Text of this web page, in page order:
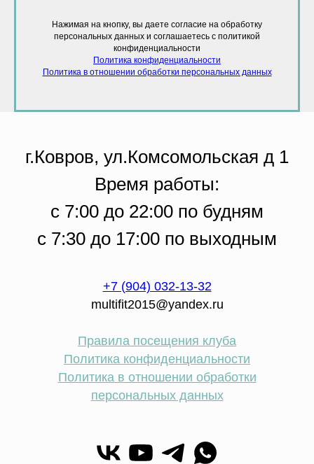
Нажимая на кнопку, вы даете согласие на обработку
персональных данных и соглашаетесь c политикой
конфиденциальности
Политика конфиденциальности
Политика в отношении обработки персональных данных
г.Ковров, ул.Комсомольская д 1
Время работы:
с 7:00 до 22:00 по будням
с 7:30 до 17:00 по выходным
+7 (904) 032-13-32
multifit2015@yandex.ru
Правила посещения клуба
Политика конфиденциальности
Политика в отношении обработки
персональных данных